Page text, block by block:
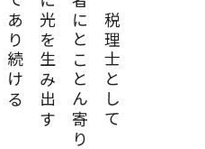
熊本の税理士として
経営に光を生み出す